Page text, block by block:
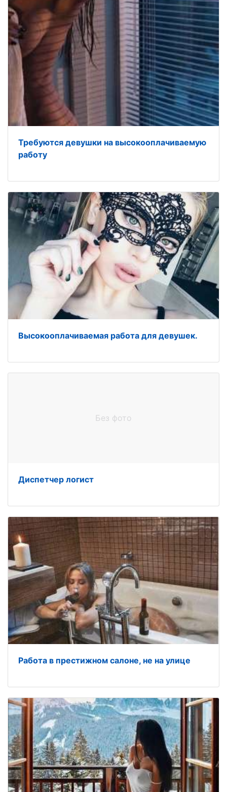
Требуются девушки на высокооплачиваемую
работу
Высокооплачиваемая работа для девушек.
Без фото
Диспетчер логист
Работа в престижном салоне, не на улице